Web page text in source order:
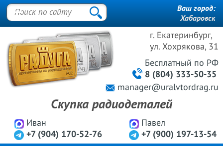
г. Екатеринбург,
ул. Хохрякова, 31
Иван
+7 (904) 170-52-76
Павел
+7 (900) 197-13-54
Бесплатный по РФ
8 (804) 333-50-35
manager@uralvtordrag.ru
Скупка радиодеталей
Ваш город:
Хабаровск